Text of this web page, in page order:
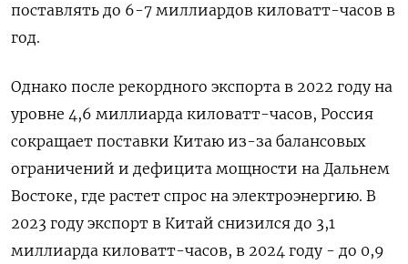
поставлять до 6-7 миллиардов киловатт-часов в
год.
Однако после рекордного экспорта ⁠в 2022 году на
уровне 4,6 миллиарда ‍киловатт-часов, Россия
сокращает поставки Китаю из-за балансовых
ограничений и дефицита мощности ‌на Дальнем
Востоке, где растет спрос на электроэнергию. В
2023 году экспорт в Китай снизился до 3,1
миллиарда киловатт-часов, в 2024 году - до 0,9